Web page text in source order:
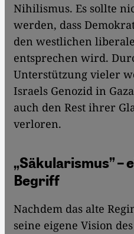
Nihilismus. Es sollte
werden, dass
den westlichen
entsprechen wird.
Unterstützung vieler
Israels Genozid in
auch den Rest ihrer
verloren.
„Säkularismus” –
Begriff
Nachdem das alte
seine eigene Vision